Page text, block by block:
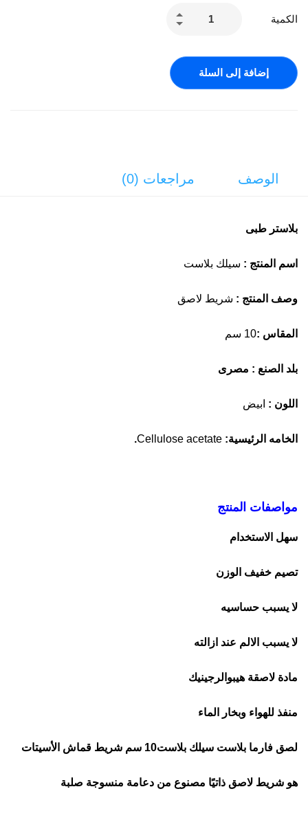
الكمية
إضافة إلى السلة
الوصف مراجعات (0)
بلاستر طبى
اسم المنتج : سيلك بلاست
وصف المنتج : شريط لاصق
المقاس :10 سم
بلد الصنع : مصرى
اللون : ابيض
الخامه الرئيسية: Cellulose acetate
.
مواصفات المنتج
سهل الاستخدام
تصيم خفيف الوزن
لا يسبب حساسيه
لا يسبب الالم عند ازالته
مادة لاصقة هيبوالرجينيك
منفذ للهواء وبخار الماء
لصق فارما بلاست سيلك بلاست10 سم شريط قماش الأسيتات
هو شريط لاصق ذاتيًا مصنوع من دعامة منسوجة صلبة